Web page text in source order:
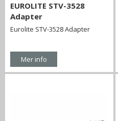
EUROLITE STV-3528
Adapter
Eurolite STV-3528 Adapter
Mer info